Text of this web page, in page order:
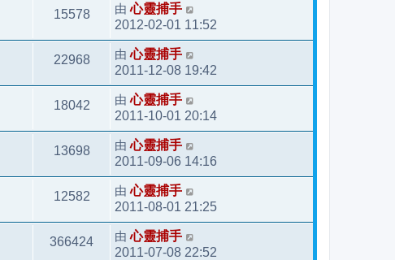
15578 由心靈捕手
2012-02-01 11:52
22968 由心靈捕手
2011-12-08 19:42
18042 由心靈捕手
2011-10-01 20:14
13698 由心靈捕手
2011-09-06 14:16
12582 由心靈捕手
2011-08-01 21:25
366424 由心靈捕手
2011-07-08 22:52